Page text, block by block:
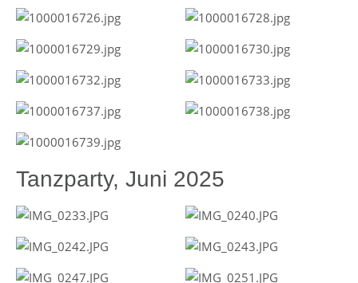
Tanzparty, Juni 2025